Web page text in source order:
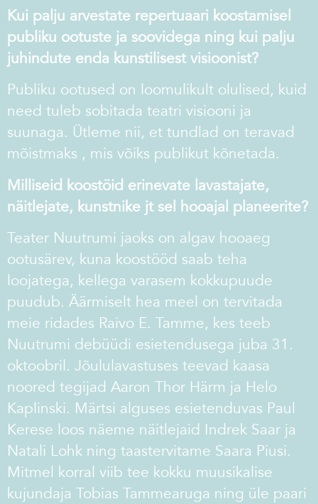
Kui palju arvestate repertuaari koostamisel
publiku ootuste ja soovidega ning kui palju
juhindute enda kunstilisest visioonist?
Publiku ootused on loomulikult olulised, kuid
need tuleb sobitada teatri visiooni ja
suunaga. Ütleme nii, et tundlad on teravad
mõistmaks , mis võiks publikut kõnetada.
Milliseid koostöid erinevate lavastajate,
näitlejate, kunstnike jt sel hooajal planeerite?
Teater Nuutrumi jaoks on algav hooaeg
ootusärev, kuna koostööd saab teha
loojatega, kellega varasem kokkupuude
puudub. Äärmiselt hea meel on tervitada
meie ridades Raivo E. Tamme, kes teeb
Nuutrumi debüüdi esietendusega juba 31.
oktoobril. Jõululavastuses teevad kaasa
noored tegijad Aaron Thor Härm ja Helo
Kaplinski. Märtsi alguses esietenduvas Paul
Kerese loos näeme näitlejaid Indrek Saar ja
Natali Lohk ning taastervitame Saara Piusi.
Mitmel korral viib tee kokku muusikalise
kujundaja Tobias Tammearuga ning üle paari